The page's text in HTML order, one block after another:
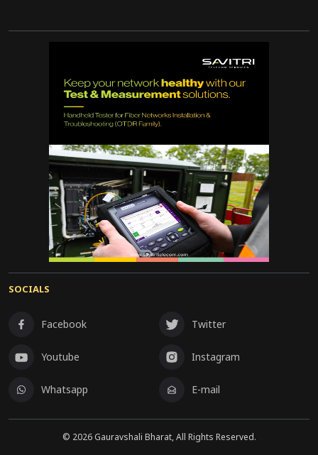
SOCIALS
Facebook Twitter
Youtube Instagram
Whatsapp E-mail
© 2026Gauravshali Bharat, All Rights Reserved.